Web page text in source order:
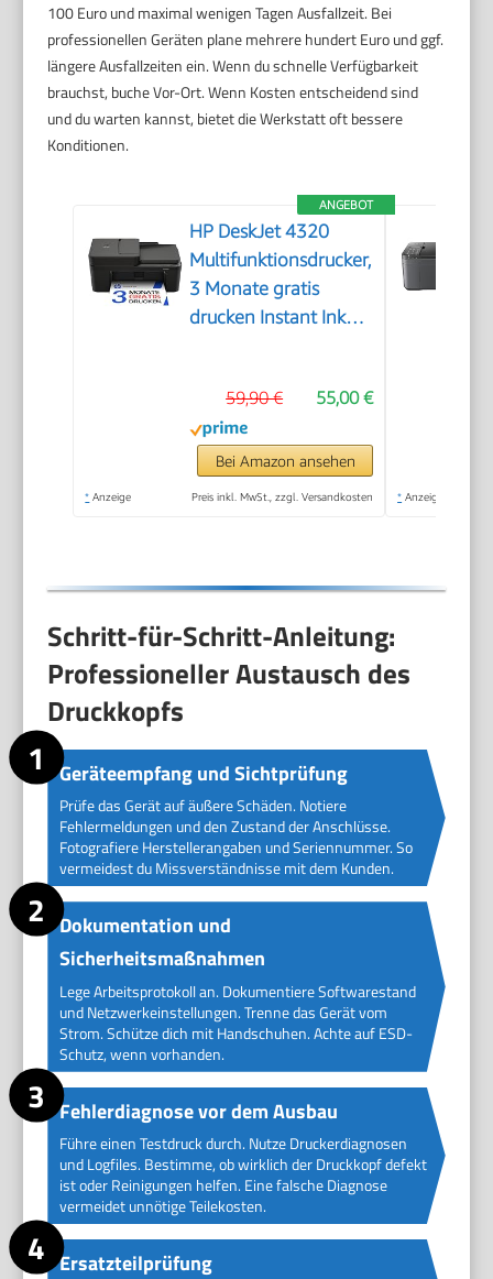
100 Euro und maximal wenigen Tagen Ausfallzeit. Bei
professionellen Geräten plane mehrere hundert Euro und ggf.
längere Ausfallzeiten ein. Wenn du schnelle Verfügbarkeit
brauchst, buche Vor-Ort. Wenn Kosten entscheidend sind
und du warten kannst, bietet die Werkstatt oft bessere
Konditionen.
ANGEBOT
HP DeskJet 4320
Multifunktionsdrucker,
3 Monate gratis
drucken Instant Ink
WLAN, Automatischer
Vorlageneinzug,
Tinte: 308/308e
55,00 €
59,90 €
Bei Amazon ansehen
* Anzeige Preis inkl. MwSt., zzgl. Versandkosten * Anzeige
Schritt-für-Schritt-Anleitung:
Professioneller Austausch des
Druckkopfs
Geräteempfang und Sichtprüfung
Prüfe das Gerät auf äußere Schäden. Notiere
Fehlermeldungen und den Zustand der Anschlüsse.
Fotografiere Herstellerangaben und Seriennummer. So
vermeidest du Missverständnisse mit dem Kunden.
Dokumentation und
Sicherheitsmaßnahmen
Lege Arbeitsprotokoll an. Dokumentiere Softwarestand
und Netzwerkeinstellungen. Trenne das Gerät vom
Strom. Schütze dich mit Handschuhen. Achte auf ESD-
Schutz, wenn vorhanden.
Fehlerdiagnose vor dem Ausbau
Führe einen Testdruck durch. Nutze Druckerdiagnosen
und Logfiles. Bestimme, ob wirklich der Druckkopf defekt
ist oder Reinigungen helfen. Eine falsche Diagnose
vermeidet unnötige Teilekosten.
Ersatzteilprüfung